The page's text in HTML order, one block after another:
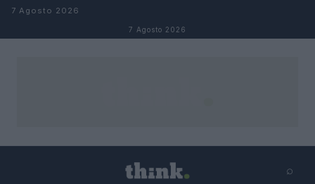
Salta al contenuto
7 Agosto 2026
7 Agosto 2026
⌕